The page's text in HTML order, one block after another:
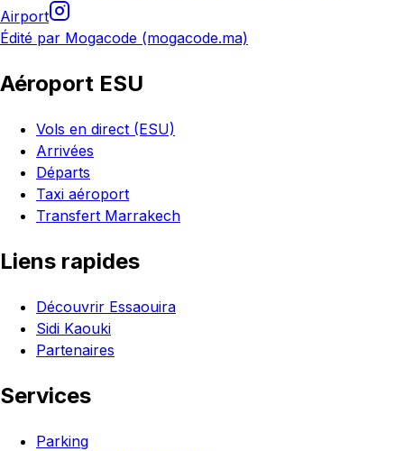
Airport
Édité par Mogacode (mogacode.ma)
Aéroport ESU
Vols en direct (ESU)
Arrivées
Départs
Taxi aéroport
Transfert Marrakech
Liens rapides
Découvrir Essaouira
Sidi Kaouki
Partenaires
Services
Parking